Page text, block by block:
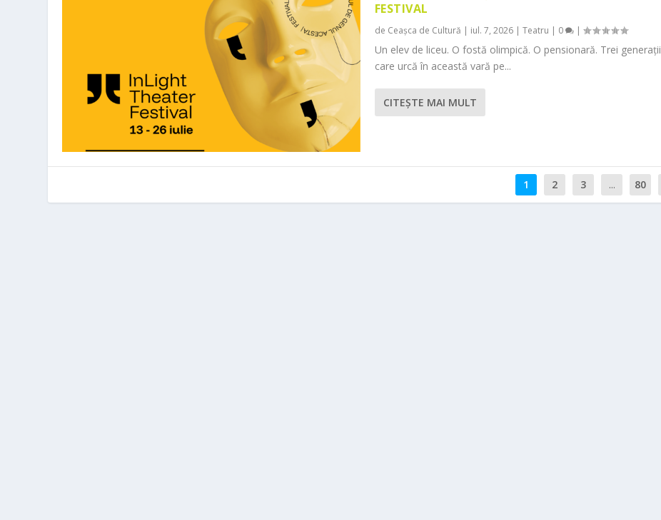
FESTIVAL
de Ceașca de Cultură | iul. 7, 2026| Teatru | 0 |
Un elev de liceu. O fostă olimpică. O pensionară. Trei generații
care urcă în această vară pe...
CITEŞTE MAI MULT
1 2 3 ... 80